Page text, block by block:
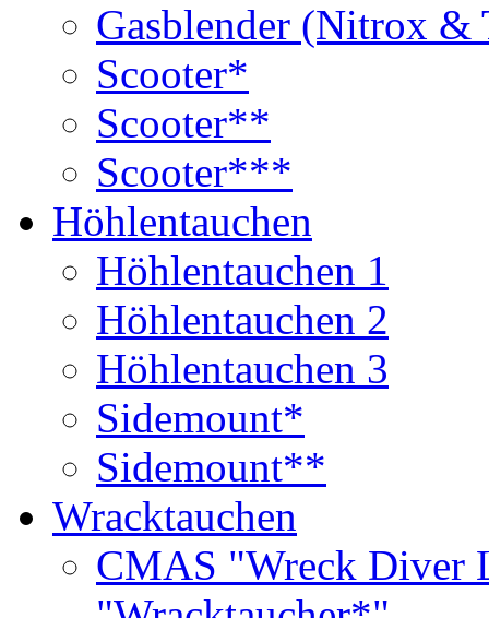
Gasblender (Nitrox
Scooter*
Scooter**
Scooter***
Höhlentauchen
Höhlentauchen 1
Höhlentauchen 2
Höhlentauchen 3
Sidemount*
Sidemount**
Wracktauchen
CMAS "Wreck Diver